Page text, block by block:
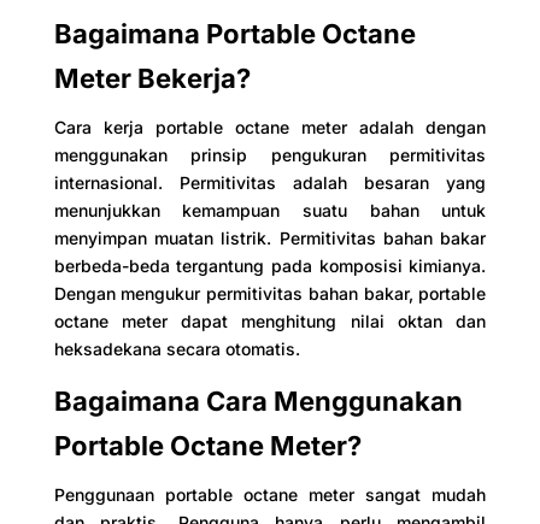
Bagaimana Portable Octane
Meter Bekerja?
Cara kerja portable octane meter adalah dengan
menggunakan prinsip pengukuran permitivitas
internasional. Permitivitas adalah besaran yang
menunjukkan kemampuan suatu bahan untuk
menyimpan muatan listrik. Permitivitas bahan bakar
berbeda-beda tergantung pada komposisi kimianya.
Dengan mengukur permitivitas bahan bakar, portable
octane meter dapat menghitung nilai oktan dan
heksadekana secara otomatis.
Bagaimana Cara Menggunakan
Portable Octane Meter?
Penggunaan portable octane meter sangat mudah